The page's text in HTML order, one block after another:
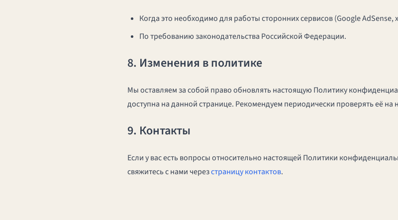
Когда это необходимо для работы сторонних сервисов (Google AdSense,
По требованию законодательства Российской Федерации.
8. Изменения в политике
Мы оставляем за собой право обновлять настоящую Политику
доступна на данной странице. Рекомендуем периодически проверять её на
9. Контакты
Если у вас есть вопросы относительно настоящей Политики
свяжитесь с нами черезстраницу контактов.